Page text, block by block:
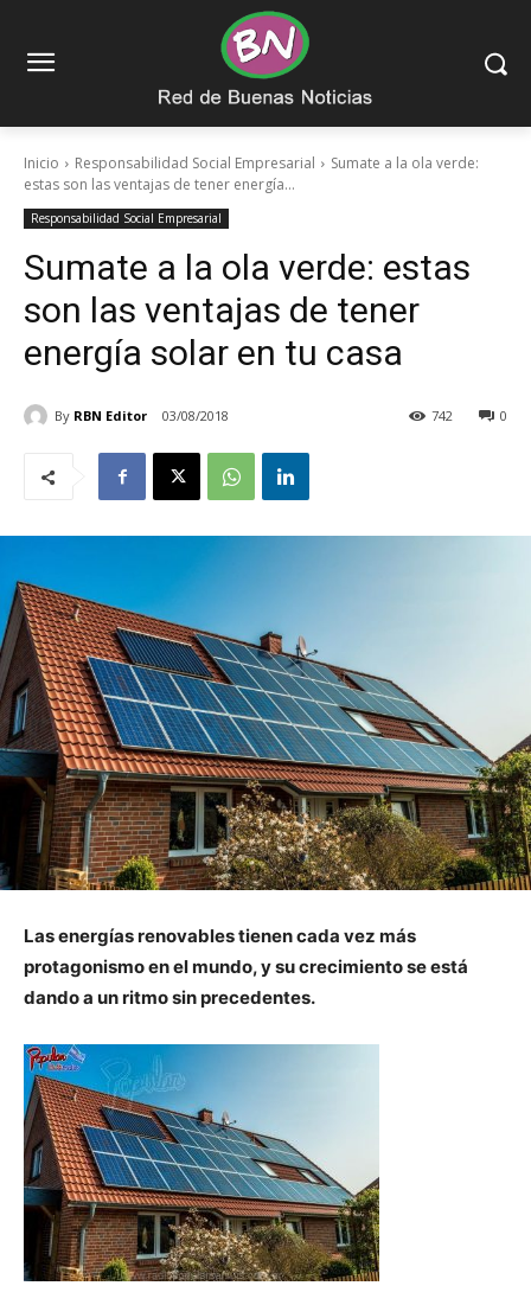
Inicio Responsabilidad Social Empresarial
Sumate a la ola verde:
estas son las ventajas de tener energía...
Responsabilidad Social Empresarial
Sumate a la ola verde: estas
son las ventajas de tener
energía solar en tu casa
By RBN Editor 03/08/2018 0
742
Las energías renovables tienen cada vez más
protagonismo en el mundo, y su crecimiento se está
dando a un ritmo sin precedentes.